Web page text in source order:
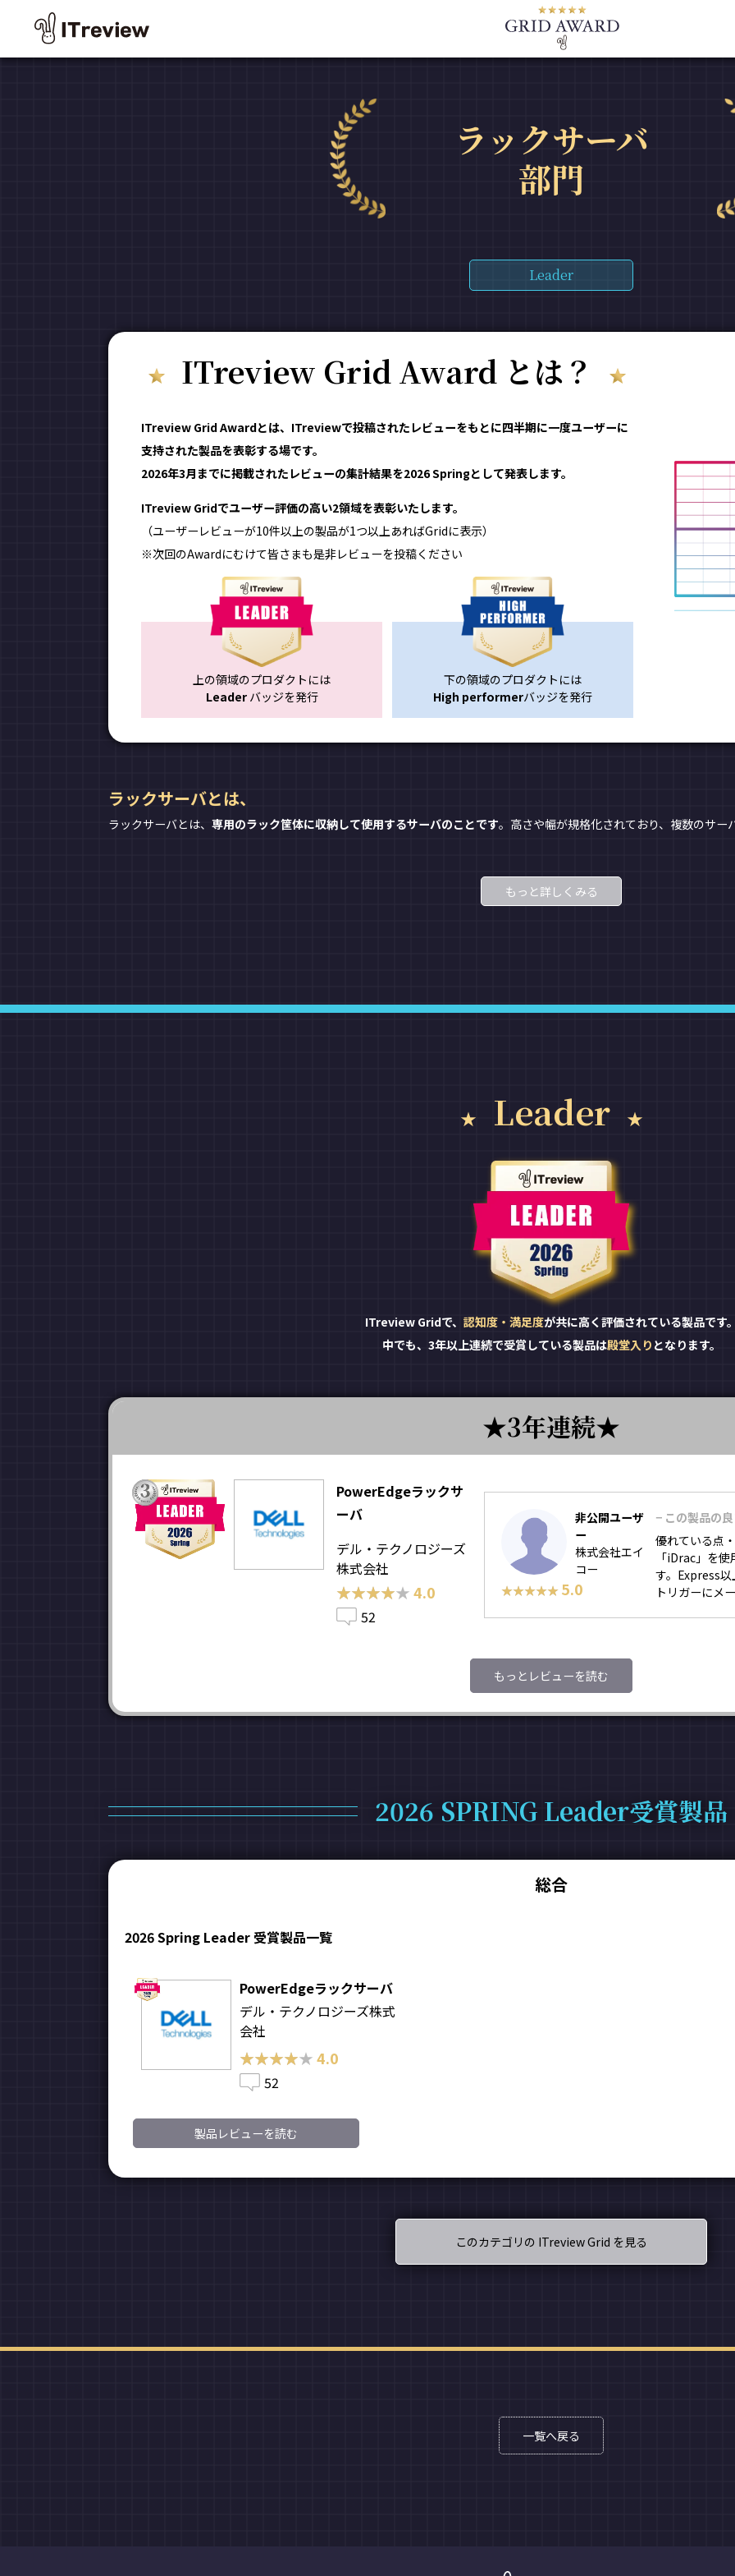
ラックサーバ
部門
Leader
ITreview Grid Award とは？
ITreview Grid Awardとは、ITreviewで投稿されたレビューをもとに四半期に一度ユーザーに
支持された製品を表彰する場です。
2026年3月までに掲載されたレビューの集計結果を2026 Springとして発表します。
ITreview Gridでユーザー評価の高い2領域を表彰いたします。
（ユーザーレビューが10件以上の製品が1つ以上あればGridに表示）
※次回のAwardにむけて皆さまも是非レビューを投稿ください
上の領域のプロダクトには
Leaderバッジを発行
下の領域のプロダクトには
High performerバッジを発行
ラックサーバとは、
ラックサーバとは、 専用のラック筐体に収納して使用するサーバのことです。高さや幅が規格化されており、複数のサ
もっと詳しくみる
Leader
ITreview Gridで、 認知度・満足度が共に高く評価されている製品です
中でも、3年以上連続で受賞している製品は殿堂入り となります。
3年連続
PowerEdgeラックサ
ーバ
デル・テクノロジーズ
株式会社
★★★★★
★★★★★ 4.0
52
非公開ユーザ
ー
株式会社エイ
コー
★★★★★
★★★★★ 5.0
− この製品の
優れている点
「iDrac」を
す。Express
トリガーにメ
もっとレビューを読む
2026 SPRING Leader受賞製品
総合
2026 Spring Leader 受賞製品一覧
PowerEdgeラックサーバ
デル・テクノロジーズ株式
会社
★★★★★
★★★★★4.0
52
製品レビューを読む
このカテゴリの ITreview Grid を見る
一覧へ戻る